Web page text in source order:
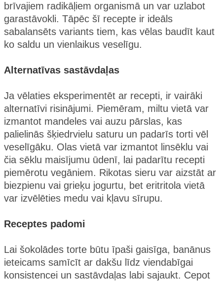
brīvajiem radikāļiem organismā un var uzlabot
garastāvokli. Tāpēc šī recepte ir ideāls
sabalansēts variants tiem, kas vēlas baudīt kaut
ko saldu un vienlaikus veselīgu.
Alternatīvas sastāvdaļas
Ja vēlaties eksperimentēt ar recepti, ir vairāki
alternatīvi risinājumi. Piemēram, miltu vietā var
izmantot mandeles vai auzu pārslas, kas
palielinās šķiedrvielu saturu un padarīs torti vēl
veselīgāku. Olas vietā var izmantot linsēklu vai
čia sēklu maisījumu ūdenī, lai padarītu recepti
piemērotu vegāniem. Rikotas sieru var aizstāt ar
biezpienu vai grieķu jogurtu, bet eritritola vietā
var izvēlēties medu vai kļavu sīrupu.
Receptes padomi
Lai šokolādes torte būtu īpaši gaisīga, banānus
ieteicams samīcīt ar dakšu līdz viendabīgai
konsistencei un sastāvdaļas labi sajaukt. Cepot